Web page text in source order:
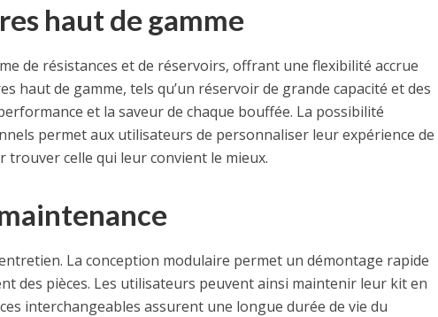
haut de gamme
de résistances et de réservoirs, offrant une flexibilité accrue
haut de gamme, tels qu’un réservoir de grande capacité et des
et la saveur de chaque bouffée. La possibilité
permet aux utilisateurs de personnaliser leur expérience de
celle qui leur convient le mieux.
La conception modulaire permet un démontage rapide
des pièces. Les utilisateurs peuvent ainsi maintenir leur kit en
interchangeables assurent une longue durée de vie du